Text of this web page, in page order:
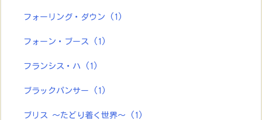
フォーリング・ダウン (1)
フォーン・ブース (1)
フランシス・ハ (1)
ブラックパンサー (1)
ブリス ～たどり着く世界～ (1)